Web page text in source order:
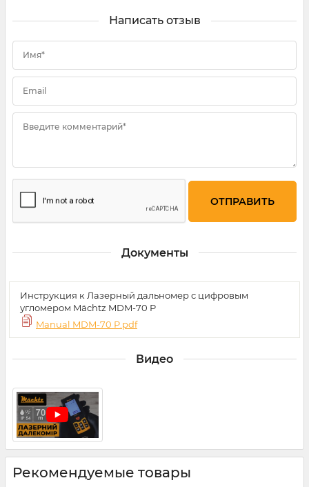
Написать отзыв
Имя*
Email
Введите комментарий*
Документы
Инструкция к Лазерный дальномер с цифровым
угломером Mächtz MDM-70 P
Manual MDM-70 P.pdf
Видео
Рекомендуемые товары